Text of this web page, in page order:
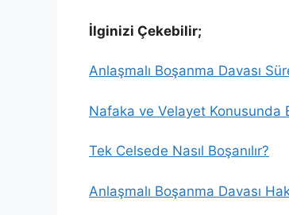
İlginizi Çekebilir;
Anlaşmalı Boşanma Davası
Nafaka ve Velayet Konusunda
Tek Celsede Nasıl Boşanılır?
Anlaşmalı Boşanma Davası